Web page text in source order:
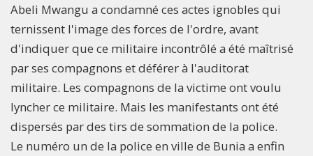
Abeli Mwangu a condamné ces actes ignobles qui
ternissent l'image des forces de l'ordre, avant
d'indiquer que ce militaire incontrôlé a été maîtrisé
par ses compagnons et déférer à l'auditorat
militaire. Les compagnons de la victime ont voulu
lyncher ce militaire. Mais les manifestants ont été
dispersés par des tirs de sommation de la police.
Le numéro un de la police en ville de Bunia a enfin